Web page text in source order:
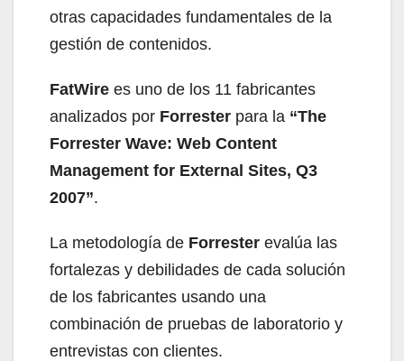
otras capacidades fundamentales de la
gestión de contenidos.
FatWire es uno de los 11 fabricantes
analizados por Forrester para la “The
Forrester Wave: Web Content
Management for External Sites, Q3
2007”.
La metodología de Forrester evalúa las
fortalezas y debilidades de cada solución
de los fabricantes usando una
combinación de pruebas de laboratorio y
entrevistas con clientes.